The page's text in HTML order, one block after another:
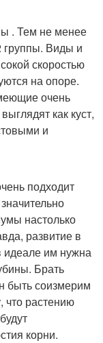
. Тем не менее
группы. Виды и
скоростью
на опоре.
очень
как куст,
и
подходит
настолько
развитие в
идеале им нужна
Брать
быть соизмерим
что растению
корни.